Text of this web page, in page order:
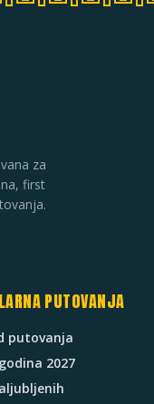
za
first
PUTOVANJA
putovanja
2027